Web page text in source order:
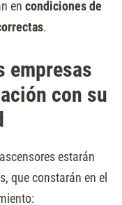
en condiciones de
.
empresas
con su
estarán
que constarán en el